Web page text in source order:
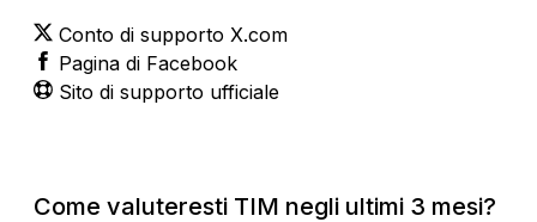
Conto di supporto X.com
Pagina di Facebook
Sito di supporto ufficiale
Come valuteresti TIM negli ultimi 3 mesi?